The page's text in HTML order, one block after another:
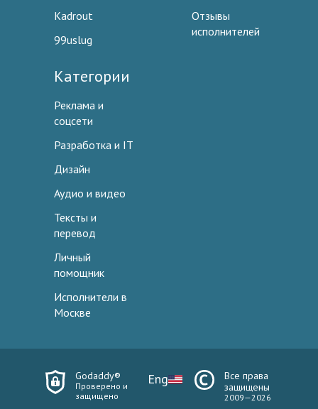
Kadrout
99uslug
Отзывы
исполнителей
Категории
Реклама и
соцсети
Разработка и IT
Дизайн
Аудио и видео
Тексты и
перевод
Личный
помощник
Исполнители в
Москве
Godaddy®
Проверено и
защищено
Eng
Все права
защищены
2009—2026